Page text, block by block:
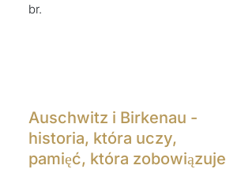
br.
Auschwitz i Birkenau -
historia, która uczy,
pamięć, która zobowiązuje